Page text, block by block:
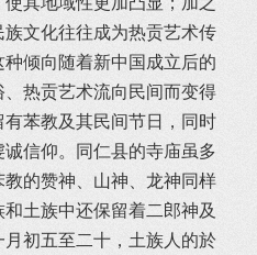
文化往往成为热贡艺术传
倾向随着新中国成立后的
热贡艺术流向民间而变得
苯教及其民间节日，同时
信仰。同仁县的寺庙虽多
的赞神、山神、龙神同样
土族中还保留着二郎神及
初五至二十，土族人的於